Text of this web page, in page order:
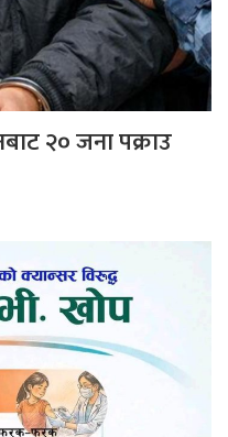
२० जना पक्राउ